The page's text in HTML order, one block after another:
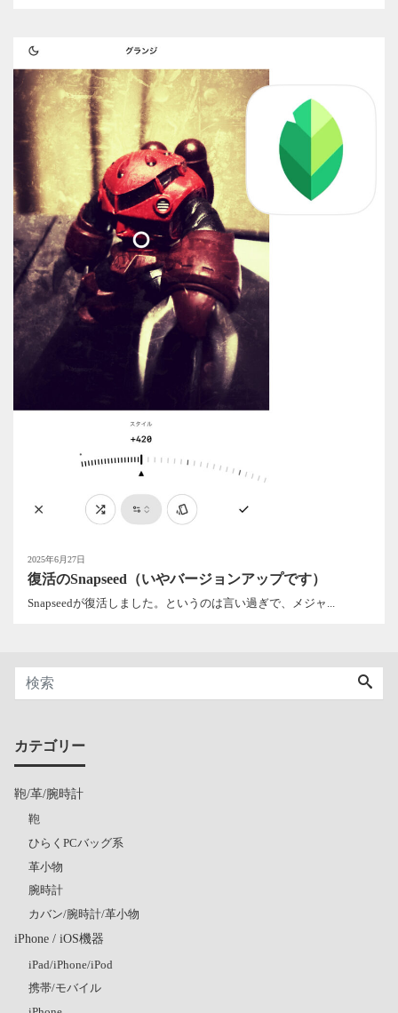
2025年6月27日
復活のSnapseed（いやバージョンアップです）
Snapseedが復活しました。というのは言い過ぎで、メジャ...
カテゴリー
鞄/革/腕時計
鞄
ひらくPCバッグ系
革小物
腕時計
カバン/腕時計/革小物
iPhone / iOS機器
iPad/iPhone/iPod
携帯/モバイル